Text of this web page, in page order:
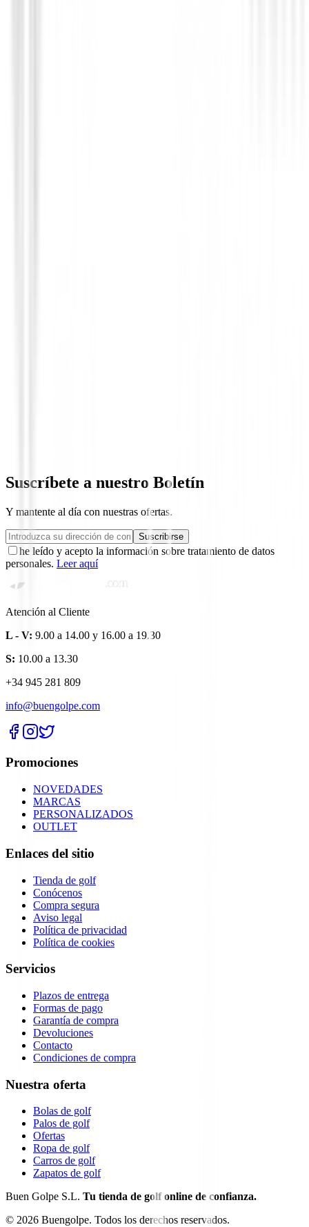
Suscríbete a nuestro Boletín
Y mantente al día con nuestras ofertas.
Suscribirse
he leído y acepto la información sobre tratamiento de datos
personales. Leer aquí
Atención al Cliente
L - V: 9.00 a 14.00 y 16.00 a 19.30
S: 10.00 a 13.30
+34 945 281 809
info@buengolpe.com
Promociones
NOVEDADES
MARCAS
PERSONALIZADOS
OUTLET
Enlaces del sitio
Tienda de golf
Conócenos
Compra segura
Aviso legal
Política de privacidad
Política de cookies
Servicios
Plazos de entrega
Formas de pago
Garantía de compra
Devoluciones
Contacto
Condiciones de compra
Nuestra oferta
Bolas de golf
Palos de golf
Ofertas
Ropa de golf
Carros de golf
Zapatos de golf
Buen Golpe S.L. Tu tienda de golf online de confianza.
© 2026 Buengolpe. Todos los derechos reservados.